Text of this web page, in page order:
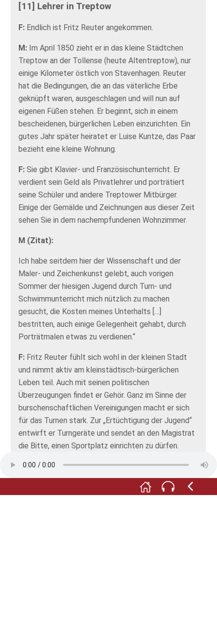
[11] Lehrer in Treptow
F: Endlich ist Fritz Reuter angekommen.
M: Im April 1850 zieht er in das kleine Städtchen
Treptow an der Tollense (heute Altentreptow), nur
einige Kilometer östlich von Stavenhagen. Reuter
hat die Bedingungen, die an das väterliche Erbe
geknüpft waren, ausgeschlagen und will nun auf
eigenen Füßen stehen. Er beginnt, sich in einem
bescheidenen, bürgerlichen Leben einzurichten. Ein
gutes Jahr später heiratet er Luise Kuntze, das Paar
bezieht eine kleine Wohnung.
F:Sie gibt Klavier- und Französischunterricht. Er
verdient sein Geld als Privatlehrer und porträtiert
seine Schüler und andere Treptower Mitbürger.
Einige der Gemälde und Zeichnungen aus dieser Zeit
sehen Sie in dem nachempfundenen Wohnzimmer.
M (Zitat):
Ich habe seitdem hier der Wissenschaft und der
Maler- und Zeichenkunst gelebt, auch vorigen
Sommer der hiesigen Jugend durch Turn- und
Schwimmunterricht mich nützlich zu machen
gesucht, die Kosten meines Unterhalts […]
bestritten, auch einige Gelegenheit gehabt, durch
Porträtmalen etwas zu verdienen.“
F: Fritz Reuter fühlt sich wohl in der kleinen Stadt
und nimmt aktiv am kleinstädtisch-bürgerlichen
Leben teil. Auch mit seinen politischen
Überzeugungen findet er Gehör. Ganz im Sinne der
burschenschaftlichen Vereinigungen macht er sich
für das Turnen stark. Zur „Ertüchtigung der Jugend“
entwirft er Turngeräte und sendet an den Magistrat
die Bitte, einen Sportplatz einrichten zu dürfen.
M:Gesagt – getan. Am Treptower Klosterberg
entsteht ein Turnplatz. Die Kinder und Jugendlichen
sind hocherfreut. Und Fritz Reuter genießt die